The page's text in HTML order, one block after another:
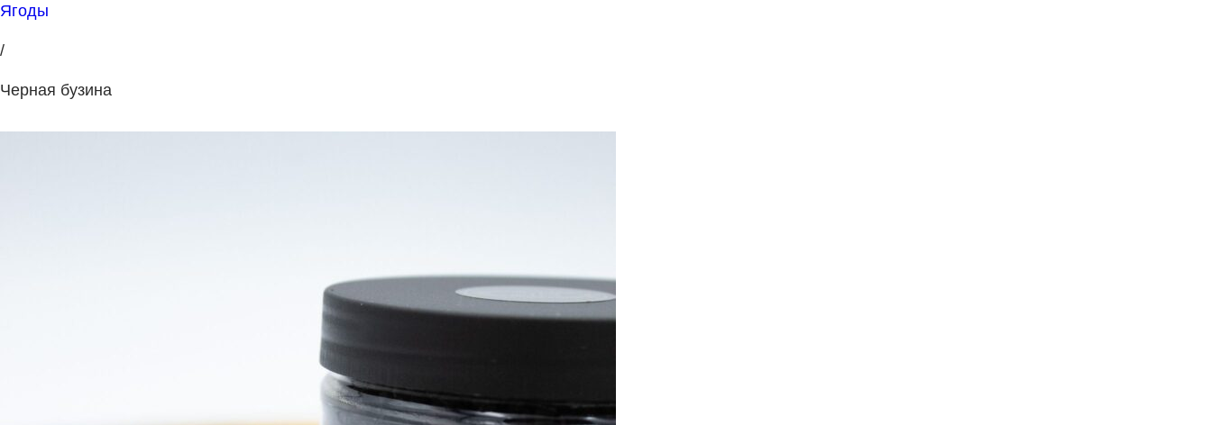
Ягоды
/
Черная бузина